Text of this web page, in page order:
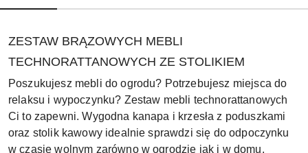
ZESTAW BRĄZOWYCH MEBLI
TECHNORATTANOWYCH ZE STOLIKIEM
Poszukujesz mebli do ogrodu? Potrzebujesz miejsca do
relaksu i wypoczynku? Zestaw mebli technorattanowych
Ci to zapewni. Wygodna kanapa i krzesła z poduszkami
oraz stolik kawowy idealnie sprawdzi się do odpoczynku
w czasie wolnym zarówno w ogrodzie jak i w domu.